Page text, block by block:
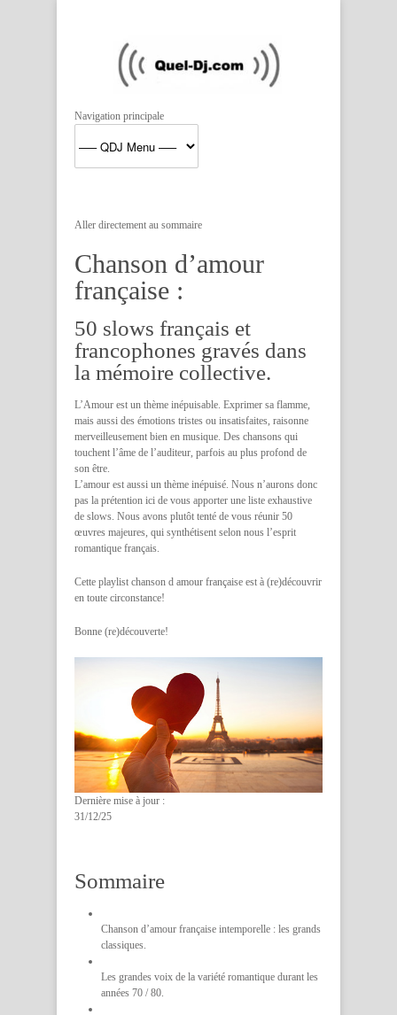
Navigation principale
Aller directement au sommaire
Chanson d’amour
française :
50 slows français et
francophones gravés dans
la mémoire collective.
L’Amour est un thème inépuisable. Exprimer sa flamme,
mais aussi des émotions tristes ou insatisfaites, raisonne
merveilleusement bien en musique. Des chansons qui
touchent l’âme de l’auditeur, parfois au plus profond de
son être.
L’amour est aussi un thème inépuisé. Nous n’aurons donc
pas la prétention ici de vous apporter une liste exhaustive
de slows. Nous avons plutôt tenté de vous réunir 50
œuvres majeures, qui synthétisent selon nous l’esprit
romantique français.
Cette playlist chanson d amour française est à (re)découvrir
en toute circonstance!
Bonne (re)découverte!
Dernière mise à jour :
31/12/25
Sommaire
Chanson d’amour française intemporelle : les grands
classiques.
Les grandes voix de la variété romantique durant les
années 70 / 80.